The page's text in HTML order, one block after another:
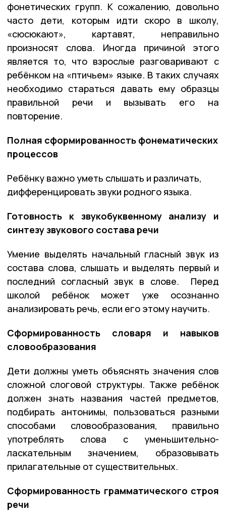
фонетических групп. К сожалению, довольно
часто дети, которым идти скоро в школу,
«сюсюкают», картавят, неправильно
произносят слова. Иногда причиной этого
является то, что взрослые разговаривают с
ребёнком на «птичьем» языке. В таких случаях
необходимо стараться давать ему образцы
правильной речи и вызывать его на
повторение.
Полная сформированность фонематических
процессов
Ребёнку важно уметь слышать и различать,
дифференцировать звуки родного языка.
Готовность к звукобуквенному анализу и
синтезу звукового состава речи
Умение выделять начальный гласный звук из
состава слова, слышать и выделять первый и
последний согласный звук в слове. Перед
школой ребёнок может уже осознанно
анализировать речь, если его этому научить.
Сформированность словаря и навыков
словообразования
Дети должны уметь объяснять значения слов
сложной слоговой структуры. Также ребёнок
должен знать названия частей предметов,
подбирать антонимы, пользоваться разными
способами словообразования, правильно
употреблять слова с уменьшительно-
ласкательным значением, образовывать
прилагательные от существительных.
Сформированность грамматического строя
речи